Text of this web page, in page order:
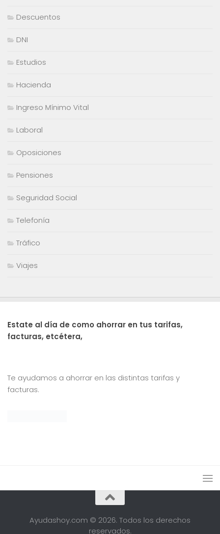
Descuentos
DNI
Estudios
Hacienda
Ingreso Mínimo Vital
Laboral
Oposiciones
Pensiones
Seguridad Social
Telefonía
Tráfico
Viajes
Estate al día de como ahorrar en tus tarifas,
facturas, etcétera,
Te ayudamos a ahorrar en las distintas tarifas y
facturas.
Ayudashoy.com © 2026. Todos los derechos
reservados.